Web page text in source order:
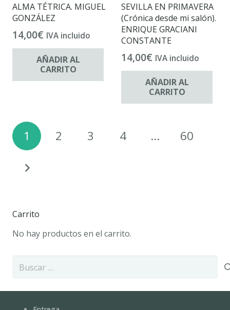
ALMA TÉTRICA. MIGUEL
GONZÁLEZ
14,00€ IVA incluido
AÑADIR AL
CARRITO
SEVILLA EN PRIMAVERA
(Crónica desde mi salón).
ENRIQUE GRACIANI
CONSTANTE
14,00€ IVA incluido
AÑADIR AL
CARRITO
Paginación
de
entradas
1 2 3 4 … 60
Carrito
No hay productos en el carrito.